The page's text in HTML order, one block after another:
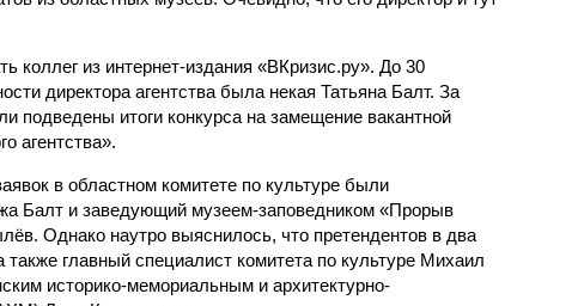
коллег из интернет-издания «ВКризис.ру». До 30
директора агентства была некая Татьяна Балт. За
подведены итоги конкурса на замещение вакантной
агентства».
в областном комитете по культуре были
Балт и заведующий музеем-заповедником «Прорыв
Однако наутро выяснилось, что претендентов в два
главный специалист комитета по культуре Михаил
историко-мемориальным и архитектурно-